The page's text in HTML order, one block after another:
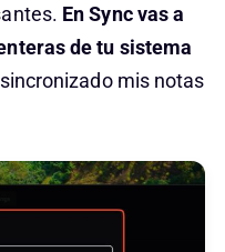
En Sync vas a
de tu sistema
mis notas